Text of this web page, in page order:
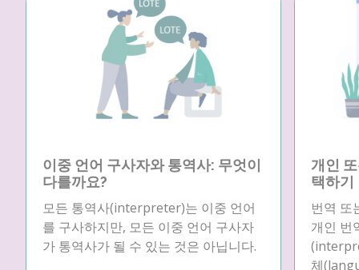
이중 언어 구사자와 통역사: 무엇이
다를까요?
모든 통역사(interpreter)는 이중 언어
를 구사하지만, 모든 이중 언어 구사자
가 통역사가 될 수 있는 것은 아닙니다.
개인
택하기
번역 또
개인 번
체